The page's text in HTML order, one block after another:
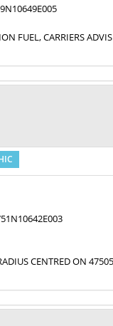
FUEL, CARRIERS
CENTRED ON